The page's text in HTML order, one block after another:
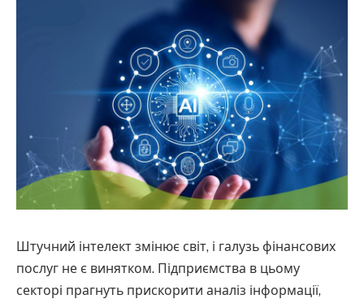
Штучний інтелект змінює світ, і галузь фінансових
послуг не є винятком. Підприємства в цьому
секторі прагнуть прискорити аналіз інформації,